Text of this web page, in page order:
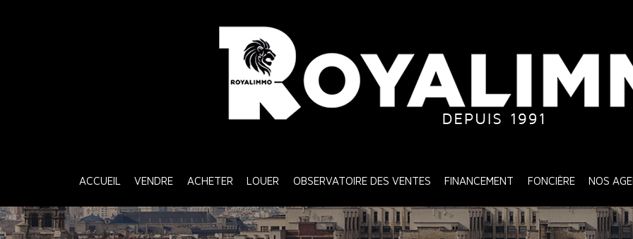
ACCUEIL VENDRE ACHETER LOUER OBSERVATOIRE DES VENTES FINANCEMENT FONCIÈRE NOS